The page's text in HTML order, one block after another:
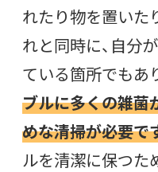
れたり物を置いた
れと同時に、自分
ている箇所でもあ
ブルに多くの雑菌
めな清掃が必要で
ルを清潔に保つた